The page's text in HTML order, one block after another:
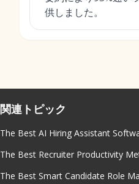
供しました。
関連トピック
The Best AI Hiring Assistant
The Best Recruiter Productivity
The Best Smart Candidate Role